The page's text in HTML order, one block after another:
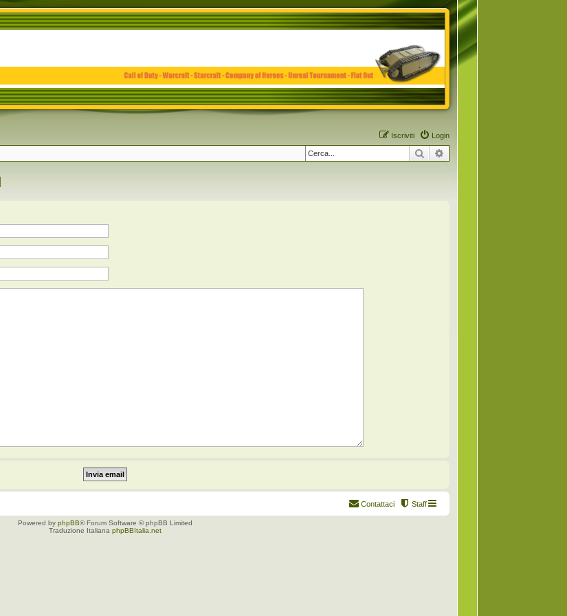
Login
Iscriviti
Cerca
Staff
Contattaci
Powered by phpBB® Forum Software © phpBB Limited
Traduzione Italiana phpBBItalia.net